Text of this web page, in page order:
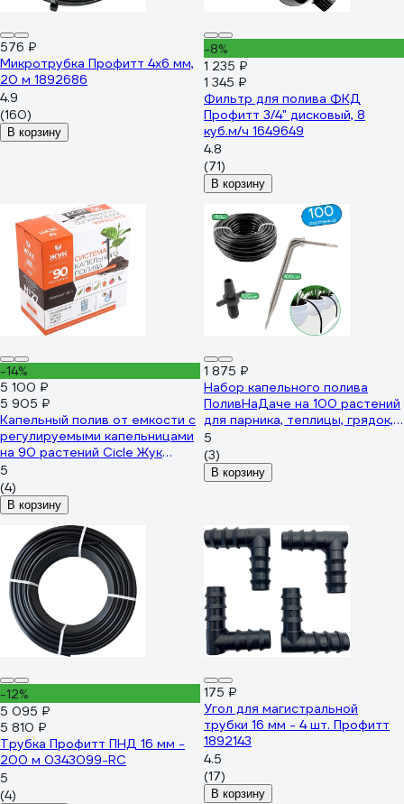
576 ₽
Микротрубка Профитт 4x6 мм,
20 м 1892686
4.9
(160)
В корзину
-8%
1 235 ₽
1 345 ₽
Фильтр для полива ФКД
Профитт 3/4" дисковый, 8
куб.м/ч 1649649
4.8
(71)
В корзину
-14%
5 100 ₽
5 905 ₽
Капельный полив от емкости с
регулируемыми капельницами
на 90 растений Cicle Жук
8029-00 4630035338029
5
(4)
В корзину
1 875 ₽
Набор капельного полива
ПоливНаДаче на 100 растений
для парника, теплицы, грядок, с
резьбовым адаптером
GS.100.5235
5
(3)
В корзину
-12%
5 095 ₽
5 810 ₽
Трубка Профитт ПНД 16 мм -
200 м 0343099-RC
5
(4)
175 ₽
Угол для магистральной
трубки 16 мм - 4 шт. Профитт
1892143
4.5
(17)
В корзину